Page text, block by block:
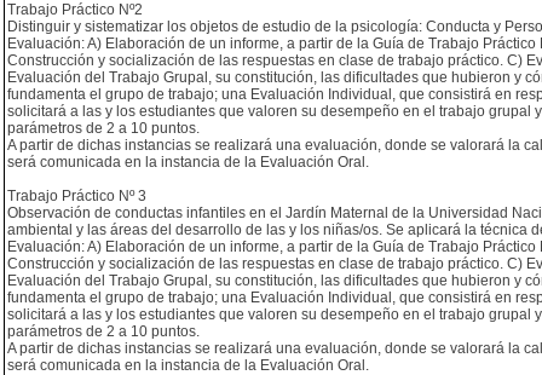
Trabajo Práctico Nº2
Distinguir y sistematizar los objetos de estudio de la psicología: Conducta y
Evaluación: A) Elaboración de un informe, a partir de la Guía de Trabajo
Construcción y socialización de las respuestas en clase de trabajo práctico. C)
Evaluación del Trabajo Grupal, su constitución, las dificultades que hubieron y
fundamenta el grupo de trabajo; una Evaluación Individual, que consistirá en
solicitará a las y los estudiantes que valoren su desempeño en el trabajo
parámetros de 2 a 10 puntos.
A partir de dichas instancias se realizará una evaluación, donde se valorará la
será comunicada en la instancia de la Evaluación Oral.
Trabajo Práctico Nº 3
Observación de conductas infantiles en el Jardín Maternal de la Universidad
ambiental y las áreas del desarrollo de las y los niñas/os. Se aplicará la técnica
Evaluación: A) Elaboración de un informe, a partir de la Guía de Trabajo
Construcción y socialización de las respuestas en clase de trabajo práctico. C)
Evaluación del Trabajo Grupal, su constitución, las dificultades que hubieron y
fundamenta el grupo de trabajo; una Evaluación Individual, que consistirá en
solicitará a las y los estudiantes que valoren su desempeño en el trabajo
parámetros de 2 a 10 puntos.
A partir de dichas instancias se realizará una evaluación, donde se valorará la
será comunicada en la instancia de la Evaluación Oral.